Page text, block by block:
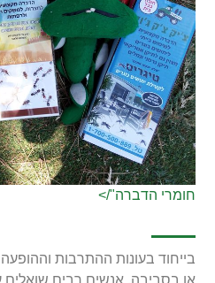
חומרי הדברה"/>
בייחוד בעונות ההתרבות